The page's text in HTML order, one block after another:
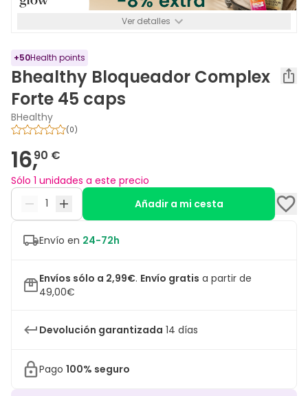
Ver detalles
+50Health points
Bhealthy Bloqueador Complex
Forte 45 caps
BHealthy
(0)
16,90 €
Sólo 1 unidades a este precio
Añadir a mi cesta
Envío en 24-72h
Envíos sólo a 2,99€. Envío gratis a partir de
49,00€
Devolución garantizada 14 días
Pago 100% seguro